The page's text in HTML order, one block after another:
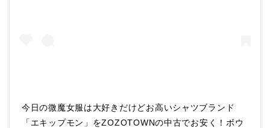
今日の微魔女服は大好きだけどお高いシャツブランド
「エキップモン」をZOZOTOWNの中古でお安く！ボウ